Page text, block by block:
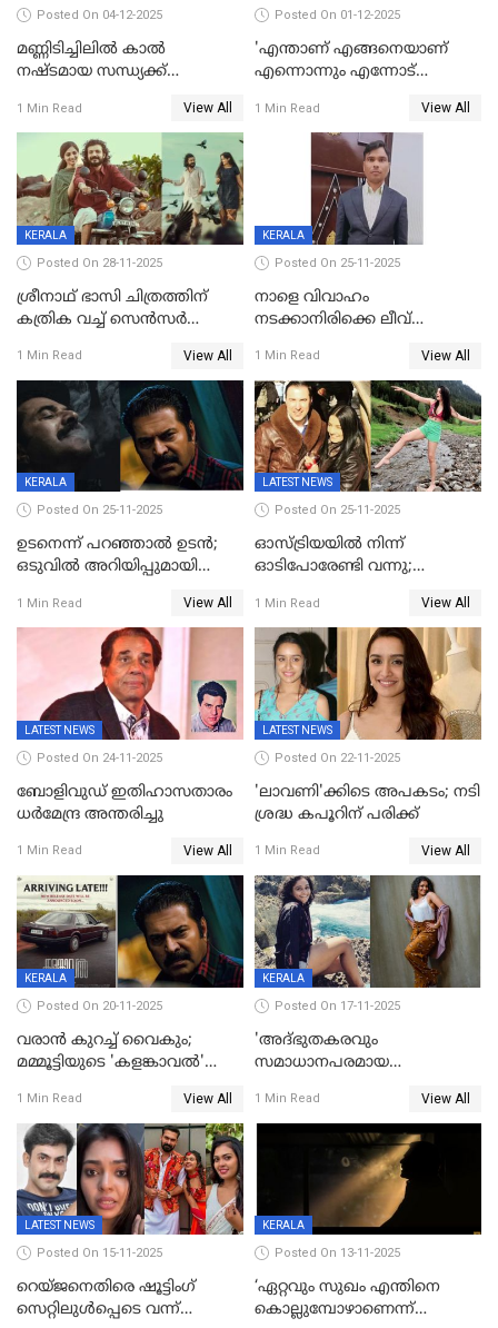
Posted On 04-12-2025
മണ്ണിടിച്ചിലിൽ കാല്‍
നഷ്ടമായ സന്ധ്യക്ക്
വീഡിയോകോൾ;
കൃത്രിമക്കാല്‍ നല്‍കാമെന്ന്
താരം, വീട്
നിര്‍മിക്കുന്നതിനുള്ള
ഇടപെടലും നടത്തും
1 Min Read View All
Posted On 01-12-2025
'എന്താണ് എങ്ങനെയാണ്
എന്നൊന്നും എന്നോട്
താനുമുണ്ടെന്ന് വിനായകൻ
1 Min Read View All
KERALA
Posted On 28-11-2025
ശ്രീനാഥ് ഭാസി ചിത്രത്തിന്
കത്രിക വച്ച് സെൻസർ
മാറ്റണം';പൊങ്കാല റിലീസ് മാറ്റി
1 Min Read View All
KERALA
Posted On 25-11-2025
നാളെ വിവാഹം
നടക്കാനിരിക്കെ ലീവ്
സൂപ്പർവൈസർ
ജീവനൊടുക്കി
1 Min Read View All
KERALA
Posted On 25-11-2025
ഉടനെന്ന് പറഞ്ഞാൽ ഉടൻ;
ഒടുവിൽ അറിയിപ്പുമായി
റിലീസ് തീയതി പുറത്ത്
1 Min Read View All
LATEST NEWS
Posted On 25-11-2025
ഓസ്ട്രിയയിൽ നിന്ന്
ഓടിപോരേണ്ടി വന്നു;
ശാരീരികമായും ഉപദ്രവിച്ചു;
ഭർത്താവിനെതിരെ 50 കോടി
രൂപ നഷ്ടപരിഹാരം
ആവശ്യപ്പെട്ട് മുൻ മിസ് ഇന്ത്യ
1 Min Read View All
LATEST NEWS
Posted On 24-11-2025
ബോളിവുഡ് ഇതിഹാസതാരം
ധർമേന്ദ്ര അന്തരിച്ചു
1 Min Read View All
LATEST NEWS
Posted On 22-11-2025
'ലാവണി'ക്കിടെ അപകടം; നടി
ശ്രദ്ധ കപൂറിന് പരിക്ക്
1 Min Read View All
KERALA
Posted On 20-11-2025
വരാൻ കുറച്ച് വൈകും;
മമ്മൂട്ടിയുടെ 'കളങ്കാവൽ'
1 Min Read View All
KERALA
Posted On 17-11-2025
'അദ്‌ഭുതകരവും
സമാധാനപരമായ
വിവാഹമോചിതയായെന്ന് മീര
വാസുദേവൻ
1 Min Read View All
LATEST NEWS
Posted On 15-11-2025
റെയ്ജനെതിരെ ഷൂട്ടിംഗ്
സെറ്റിലുൾപ്പെടെ വന്ന്
KERALA
Posted On 13-11-2025
‘ഏറ്റവും സുഖം എന്തിനെ
കൊല്ലുമ്പോഴാണെന്ന്